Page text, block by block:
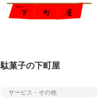
駄菓子の下町屋
サービス・その他